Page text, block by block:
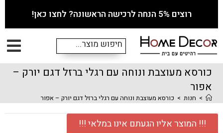
רוצים 5% הנחה לרכישה הראשונה? לחצו כאן!
כורסא מעוצבת ונוחה עם רגלי ברזל דגם יורק –
אפור
> חנות > כורסא מעוצבת ונוחה עם רגלי ברזל דגם יורק – אפור
!!! המוצר אליו הגעתם אינו במלאי !!!